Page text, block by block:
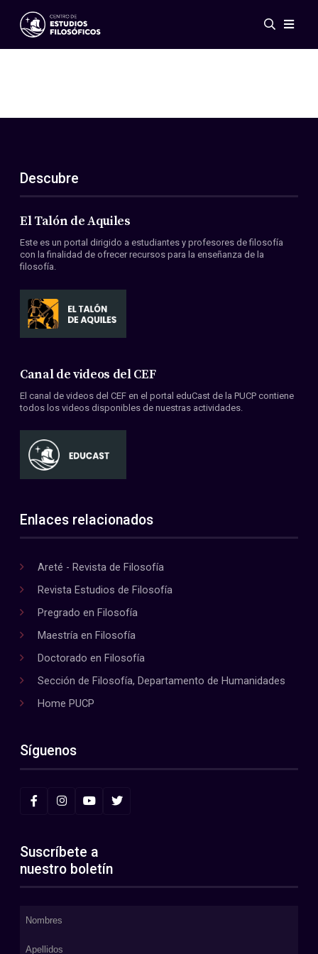
Eventos
ES
EN
Acerca de nosotros
Miembros
Convenios
Descubre
El Talón de Aquiles
Este es un portal dirigido a estudiantes y profesores de filosofía
con la finalidad de ofrecer recursos para la enseñanza de la
filosofía.
Canal de videos del CEF
El canal de videos del CEF en el portal eduCast de la PUCP contiene
todos los videos disponibles de nuestras actividades.
Enlaces relacionados
Areté - Revista de Filosofía
Revista Estudios de Filosofía
Pregrado en Filosofía
Maestría en Filosofía
Doctorado en Filosofía
Sección de Filosofía, Departamento de Humanidades
Home PUCP
Síguenos
Suscríbete a
nuestro boletín